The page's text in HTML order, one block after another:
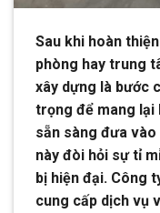
Sau khi hoàn
phòng hay trung
xây dựng là bước
trọng để mang lại
sẵn sàng đưa
này đòi hỏi sự tỉ
bị hiện đại. Công
cung cấp dịch vụ